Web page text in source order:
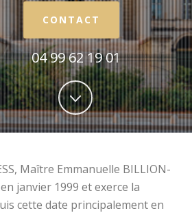
CONTACT
04 99 62 19 01
Maître Emmanuelle BILLION-
janvier 1999 et exerce la
cette date principalement en